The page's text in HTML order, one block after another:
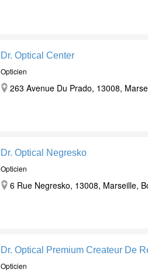
Dr. Optical Center
Opticien
263 Avenue Du Prado, 13008,
Dr. Optical Negresko
Opticien
6 Rue Negresko, 13008, Marseille,
Dr. Optical Premium Createur De
Opticien